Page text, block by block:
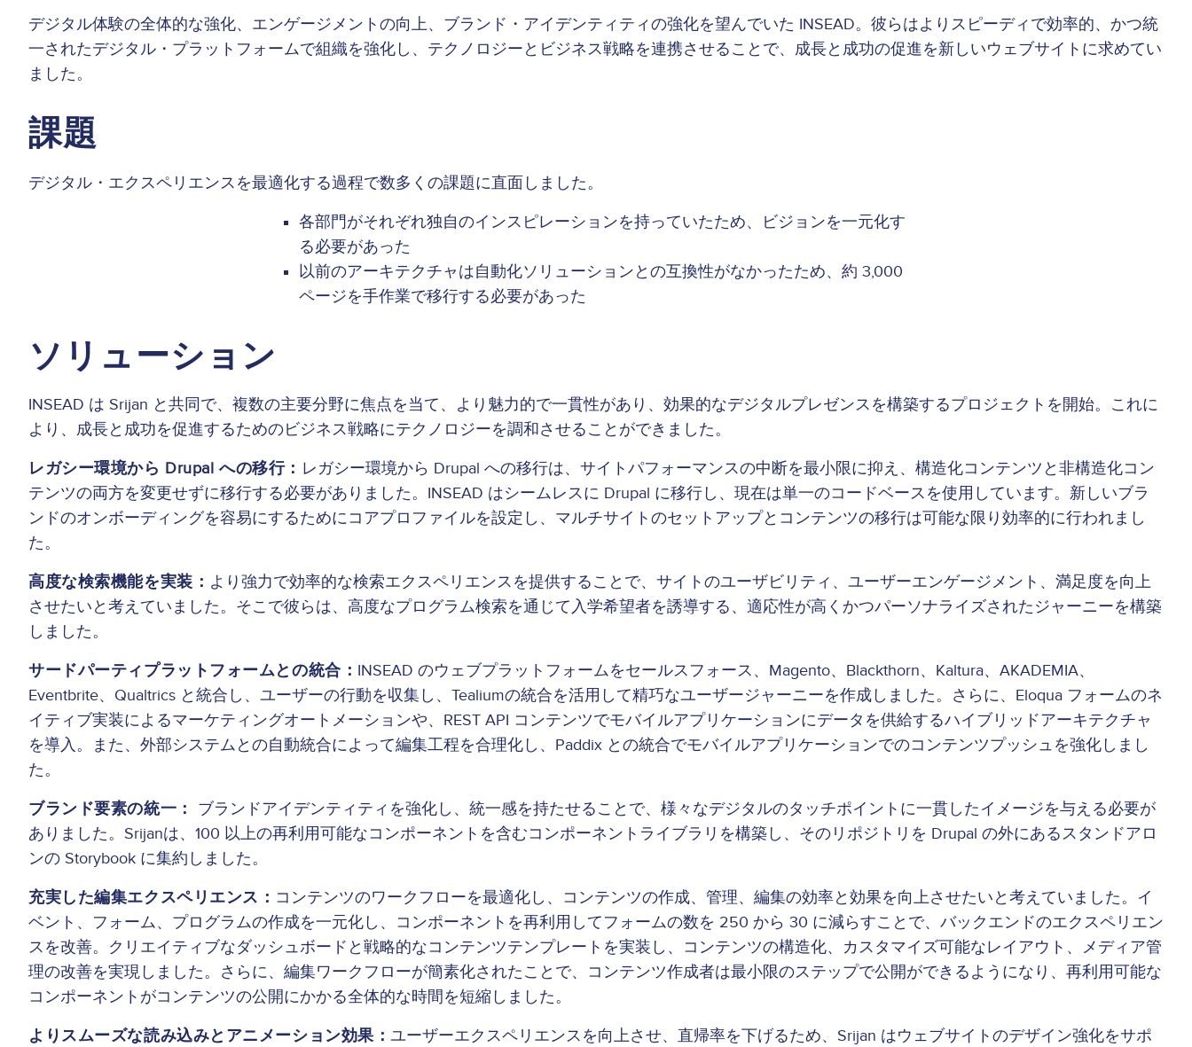
デジタル体験の全体的な強化、エンゲージメントの向上、ブランド・アイデンティティの強化を望んでいた INSEAD。彼らはよりスピーディで効率的、かつ統
一されたデジタル・プラットフォームで組織を強化し、テクノロジーとビジネス戦略を連携させることで、成長と成功の促進を新しいウェブサイトに求めてい
ました。
課題
デジタル・エクスペリエンスを最適化する過程で数多くの課題に直面しました。
各部門がそれぞれ独自のインスピレーションを持っていたため、ビジョンを一元化す
る必要があった
以前のアーキテクチャは自動化ソリューションとの互換性がなかったため、約 3,000
ページを手作業で移行する必要があった
ソリューション
INSEAD は Srijan と共同で、複数の主要分野に焦点を当て、より魅力的で一貫性があり、効果的なデジタルプレゼンスを構築するプロジェクトを開始。これに
より、成長と成功を促進するためのビジネス戦略にテクノロジーを調和させることができました。
レガシー環境から Drupal への移行： レガシー環境から Drupal への移行は、サイトパフォーマンスの中断を最小限に抑え、構造化コンテンツと非構造化コン
テンツの両方を変更せずに移行する必要がありました。INSEAD はシームレスに Drupal に移行し、現在は単一のコードベースを使用しています。新しいブラ
ンドのオンボーディングを容易にするためにコアプロファイルを設定し、マルチサイトのセットアップとコンテンツの移行は可能な限り効率的に行われまし
た。
高度な検索機能を実装： より強力で効率的な検索エクスペリエンスを提供することで、サイトのユーザビリティ、ユーザーエンゲージメント、満足度を向上
させたいと考えていました。そこで彼らは、高度なプログラム検索を通じて入学希望者を誘導する、適応性が高くかつパーソナライズされたジャーニーを構築
しました。
サードパーティプラットフォームとの統合： INSEAD のウェブプラットフォームをセールスフォース、Magento、Blackthorn、Kaltura、AKADEMIA、
Eventbrite、Qualtrics と統合し、ユーザーの行動を収集し、Tealiumの統合を活用して精巧なユーザージャーニーを作成しました。さらに、Eloqua フォームのネ
イティブ実装によるマーケティングオートメーションや、REST API コンテンツでモバイルアプリケーションにデータを供給するハイブリッドアーキテクチャ
を導入。また、外部システムとの自動統合によって編集工程を合理化し、Paddix との統合でモバイルアプリケーションでのコンテンツプッシュを強化しまし
た。
ブランド要素の統一：
ブランドアイデンティティを強化し、統一感を持たせることで、様々なデジタルのタッチポイントに一貫したイメージを与える必要が
ありました。Srijanは、100 以上の再利用可能なコンポーネントを含むコンポーネントライブラリを構築し、そのリポジトリを Drupal の外にあるスタンドアロ
ンの Storybook に集約しました。
充実した編集エクスペリエンス： コンテンツのワークフローを最適化し、コンテンツの作成、管理、編集の効率と効果を向上させたいと考えていました。イ
ベント、フォーム、プログラムの作成を一元化し、コンポーネントを再利用してフォームの数を 250 から 30 に減らすことで、バックエンドのエクスペリエン
スを改善。クリエイティブなダッシュボードと戦略的なコンテンツテンプレートを実装し、コンテンツの構造化、カスタマイズ可能なレイアウト、メディア管
理の改善を実現しました。さらに、編集ワークフローが簡素化されたことで、コンテンツ作成者は最小限のステップで公開ができるようになり、再利用可能な
コンポーネントがコンテンツの公開にかかる全体的な時間を短縮しました。
よりスムーズな読み込みとアニメーション効果：ユーザーエクスペリエンスを向上させ、直帰率を下げるため、Srijan はウェブサイトのデザイン強化をサポ